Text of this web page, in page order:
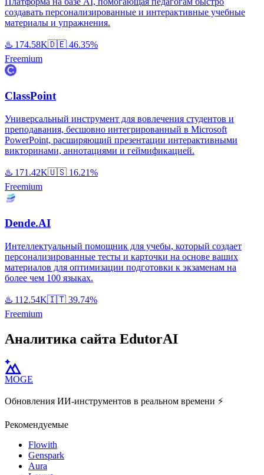
создавать персонализированные и интерактивные учебные
материалы и упражнения.
♨️ 174.58K🇩🇪 46.35%
Freemium
ClassPoint
Универсальный инструмент для вовлечения студентов и
преподавания, бесшовно интегрированный в Microsoft
PowerPoint, расширяющий презентации интерактивными
викторинами, аннотациями и геймификацией.
♨️ 171.42K🇺🇸 16.21%
Freemium
Dende.AI
Интеллектуальный помощник для учебы, который создает
персонализированные тесты и карточки на основе ваших
материалов для оптимизации подготовки к экзаменам на
более чем 100 языках.
♨️ 112.54K🇮🇹 39.74%
Freemium
Аналитика сайта EdutorAI
MOGE
Обновления ИИ-инструментов в реальном времени ⚡️
Рекомендуемые
Flowith
Genspark
Aura